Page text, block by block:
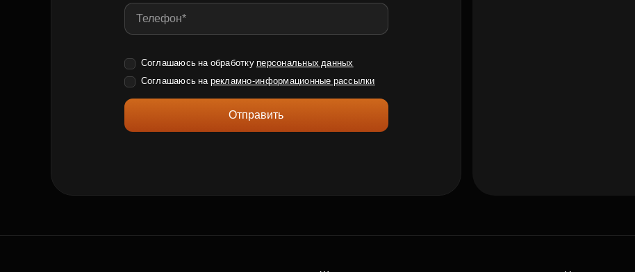
Соглашаюсь на обработку персональных данных
Соглашаюсь на рекламно-информационные рассылки
Отправить